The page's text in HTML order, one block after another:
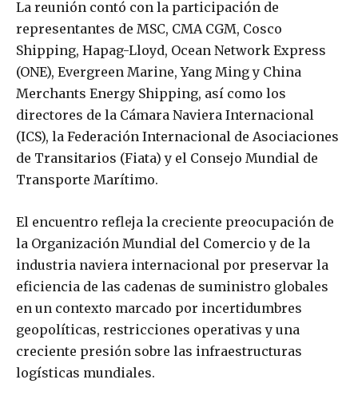
La reunión contó con la participación de
representantes de MSC, CMA CGM, Cosco
Shipping, Hapag-Lloyd, Ocean Network Express
(ONE), Evergreen Marine, Yang Ming y China
Merchants Energy Shipping, así como los
directores de la Cámara Naviera Internacional
(ICS), la Federación Internacional de Asociaciones
de Transitarios (Fiata) y el Consejo Mundial de
Transporte Marítimo.
El encuentro refleja la creciente preocupación de
la Organización Mundial del Comercio y de la
industria naviera internacional por preservar la
eficiencia de las cadenas de suministro globales
en un contexto marcado por incertidumbres
geopolíticas, restricciones operativas y una
creciente presión sobre las infraestructuras
logísticas mundiales.